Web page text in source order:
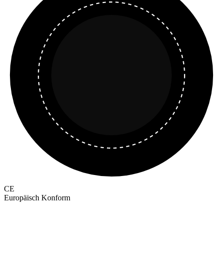
CE
Europäisch Konform